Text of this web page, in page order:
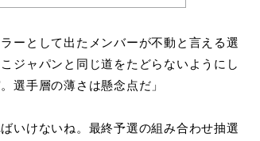
ーとして出たメンバーが不動と言える選
ジャパンと同じ道をたどらないようにし
選手層の薄さは懸念点だ」
いけないね。最終予選の組み合わせ抽選